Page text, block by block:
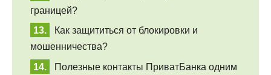
границей?
Как защититься от блокировки и
мошенничества?
Полезные контакты ПриватБанка одним